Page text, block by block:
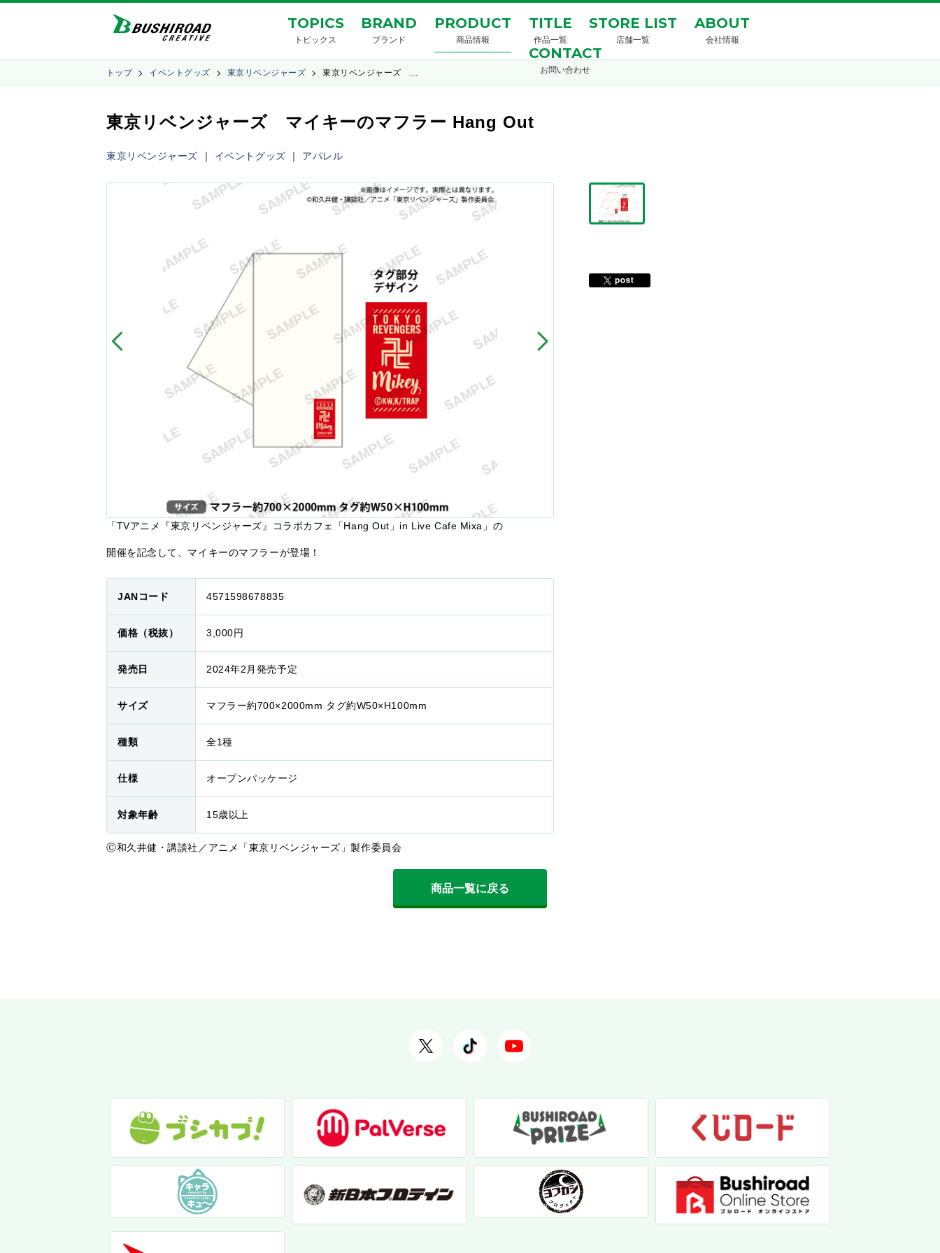
TOPICS
トピックス
BRAND
ブランド
PRODUCT
商品情報
TITLE
作品一覧
STORE LIST
店舗一覧
ABOUT
会社情報
CONTACT
お問い合わせ
トップ イベントグッズ 東京リベンジャーズ 東京リベンジャーズ …
東京リベンジャーズ マイキーのマフラー Hang Out
東京リベンジャーズ ｜ イベントグッズ ｜ アパレル
「TVアニメ『東京リベンジャーズ』コラボカフェ「Hang Out」in Live Cafe Mixa」の
開催を記念して、マイキーのマフラーが登場！
JANコード 4571598678835
価格（税抜） 3,000円
発売日 2024年2月発売予定
サイズ マフラー約700×2000mm タグ約W50×H100mm
種類 全1種
仕様 オープンパッケージ
対象年齢 15歳以上
Ⓒ和久井健・講談社／アニメ「東京リベンジャーズ」製作委員会
商品一覧に戻る